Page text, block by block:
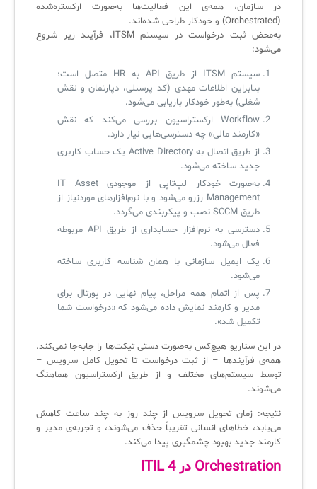
در سازمان، همه‌ی این فعالیت‌ها به‌صورت ارکستره‌شده
(Orchestrated) و خودکار طراحی شده‌اند.
به‌محض ثبت درخواست در سیستم ITSM، فرآیند زیر شروع
می‌شود:
سیستم ITSM از طریق API به HR متصل است؛
بنابراین اطلاعات مهدی (کد پرسنلی، دپارتمان و نقش
شغلی) به‌طور خودکار بازیابی می‌شود.
Workflow ارکستراسیون بررسی می‌کند که نقش
«کارمند مالی» چه دسترسی‌هایی نیاز دارد.
از طریق اتصال به Active Directory یک حساب کاربری
جدید ساخته می‌شود.
به‌صورت خودکار لپ‌تاپی از موجودی IT Asset
Management رزرو می‌شود و با نرم‌افزارهای موردنیاز از
طریق SCCM نصب و پیکربندی می‌گردد.
دسترسی به نرم‌افزار حسابداری از طریق API مربوطه
فعال می‌شود.
یک ایمیل سازمانی با همان شناسه کاربری ساخته
می‌شود.
پس از اتمام همه مراحل، پیام نهایی در پورتال برای
مدیر و کارمند نمایش داده می‌شود که «درخواست شما
تکمیل شد».
در این سناریو هیچ‌کس به‌صورت دستی تیکت‌ها را جابه‌جا نمی‌کند.
همه‌ی فرآیندها – از ثبت درخواست تا تحویل کامل سرویس –
توسط سیستم‌های مختلف و از طریق ارکستراسیون هماهنگ
می‌شوند.
نتیجه: زمان تحویل سرویس از چند روز به چند ساعت کاهش
می‌یابد، خطاهای انسانی تقریباً حذف می‌شوند، و تجربه‌ی مدیر و
کارمند جدید بهبود چشمگیری پیدا می‌کند.
Orchestration در ITIL 4